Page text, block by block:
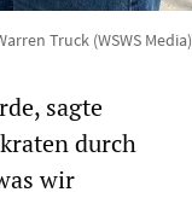
Truck (WSWS Media)
sagte
durch
wir